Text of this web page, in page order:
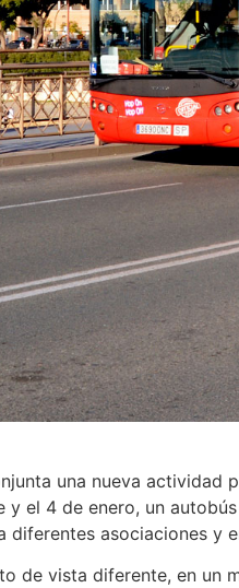
una nueva actividad
el 4 de enero, un
asociaciones y
de vista diferente, en un